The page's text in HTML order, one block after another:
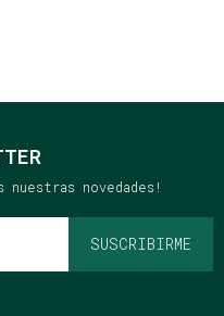
novedades!
SUSCRIBIRME